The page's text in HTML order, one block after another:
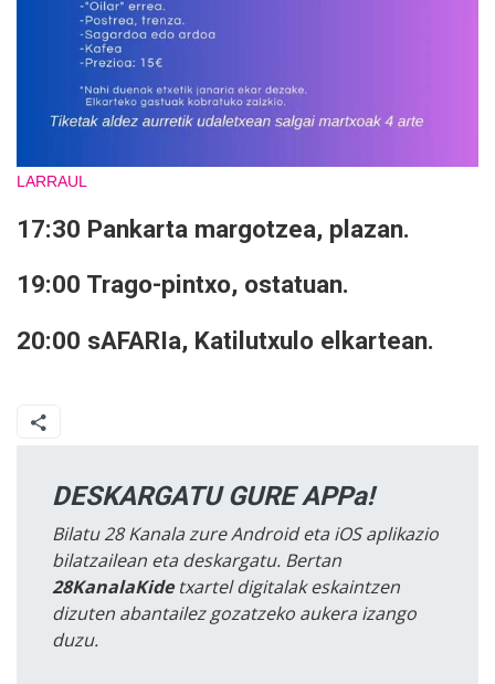
LARRAUL
17:30 Pankarta margotzea, plazan.
19:00 Trago-pintxo, ostatuan.
20:00 sAFARIa, Katilutxulo elkartean.
DESKARGATU GURE APPa!
Bilatu 28 Kanala zure Android eta iOS aplikazio
bilatzailean eta deskargatu. Bertan
28KanalaKidetxartel digitalak eskaintzen
dizuten abantailez gozatzeko aukera izango
duzu.